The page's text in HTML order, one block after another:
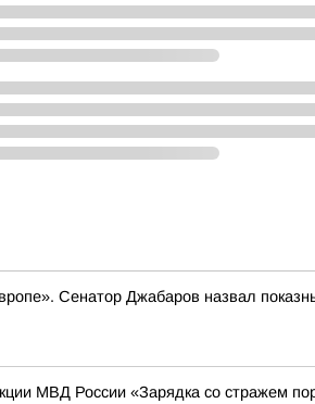
Сенатор Джабаров назвал
МВД России «Зарядка со стражем